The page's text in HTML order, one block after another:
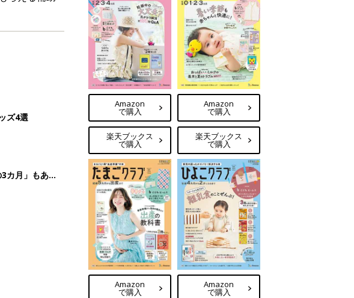
Amazon
で購入
楽天ブックス
で購入
Amazon
で購入
楽天ブックス
で購入
Amazon
で購入
Amazon
で購入